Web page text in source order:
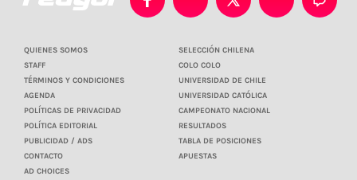
QUIENES SOMOS
STAFF
TÉRMINOS Y CONDICIONES
AGENDA
POLÍTICAS DE PRIVACIDAD
POLÍTICA EDITORIAL
PUBLICIDAD / ADS
CONTACTO
AD CHOICES
SELECCIÓN CHILENA
COLO COLO
UNIVERSIDAD DE CHILE
UNIVERSIDAD CATÓLICA
CAMPEONATO NACIONAL
RESULTADOS
TABLA DE POSICIONES
APUESTAS